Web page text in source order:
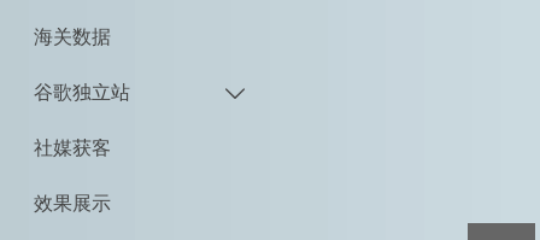
海关数据
谷歌独立站 
社媒获客
效果展示